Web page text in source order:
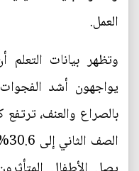
العمل.
وتظهر بيانات
يواجهون أشد